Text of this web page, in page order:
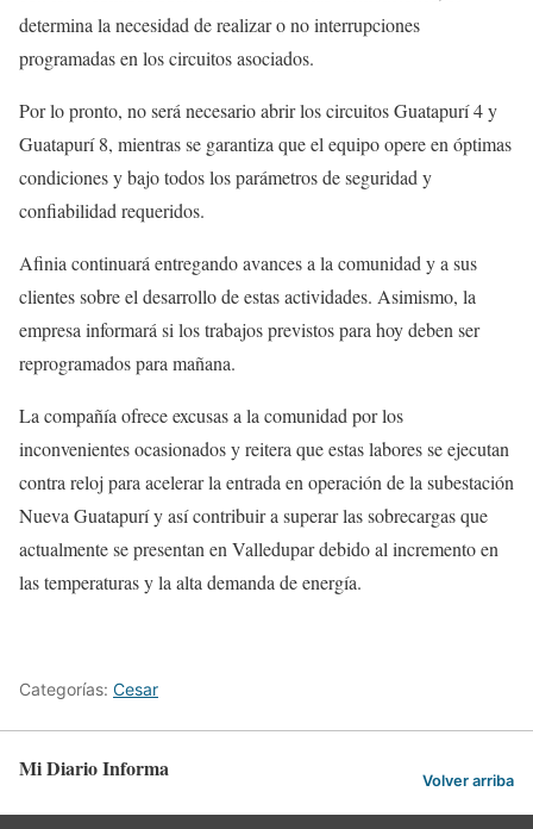
determina la necesidad de realizar o no interrupciones
programadas en los circuitos asociados.
Por lo pronto, no será necesario abrir los circuitos Guatapurí 4 y
Guatapurí 8, mientras se garantiza que el equipo opere en óptimas
condiciones y bajo todos los parámetros de seguridad y
confiabilidad requeridos.
Afinia continuará entregando avances a la comunidad y a sus
clientes sobre el desarrollo de estas actividades. Asimismo, la
empresa informará si los trabajos previstos para hoy deben ser
reprogramados para mañana.
La compañía ofrece excusas a la comunidad por los
inconvenientes ocasionados y reitera que estas labores se ejecutan
contra reloj para acelerar la entrada en operación de la subestación
Nueva Guatapurí y así contribuir a superar las sobrecargas que
actualmente se presentan en Valledupar debido al incremento en
las temperaturas y la alta demanda de energía.
Categorías: Cesar
Mi Diario Informa Volver arriba